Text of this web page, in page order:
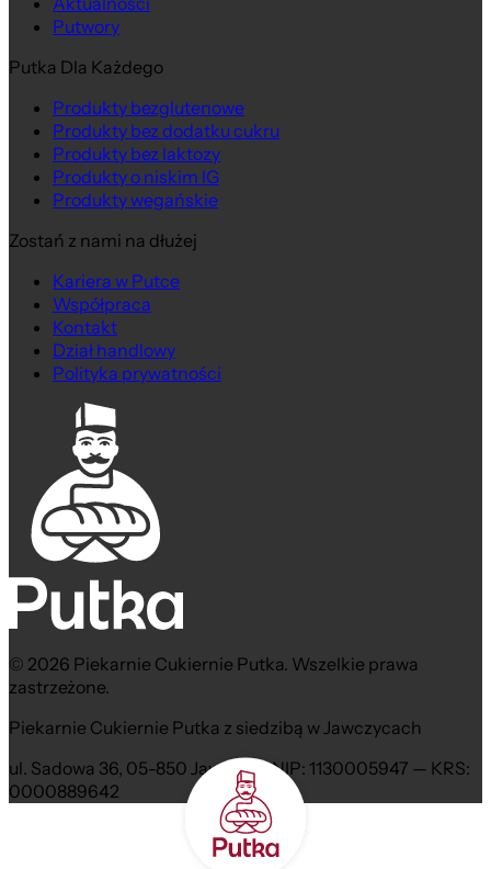
Putwory
Putka Dla Każdego
Produkty bezglutenowe
Produkty bez dodatku cukru
Produkty bez laktozy
Produkty o niskim IG
Produkty wegańskie
Zostań z nami na dłużej
Kariera w Putce
Współpraca
Kontakt
Dział handlowy
Polityka prywatności
© 2026 Piekarnie Cukiernie Putka. Wszelkie prawa
zastrzeżone.
Piekarnie Cukiernie Putka z siedzibą w Jawczycach
ul. Sadowa 36, 05-850 Jawczyce NIP: 1130005947 — KRS:
0000889642